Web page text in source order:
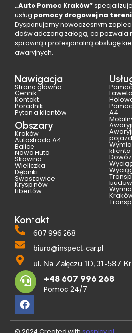
„Auto Pomoc Kraków”
usług pomocy drogowej na
Dysponujemy nowoczesnym
doświadczoną załogą, co pozwala
sprawną i profesjonalną obsługę
awaryjnych.
Nawigacja
Strona główna
Cennik
Kontakt
Poradnik
Pytania klientów
Obszary
Kraków
Autostrada A4
Balice
Nowa Huta
Skawina
Wieliczka
Dębniki
Swoszowice
Kryspinów
Libertów
Laweta
A4
klienta
Kontakt
607 996 268
biuro@inspect-car.pl
ul. Na Załęczu 1D, 31-587
+48 607 996 268
Pomoc 24/7